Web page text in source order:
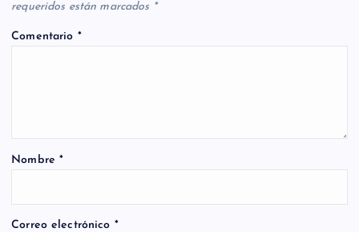
requeridos están marcados *
Comentario *
Nombre*
Correo electrónico *